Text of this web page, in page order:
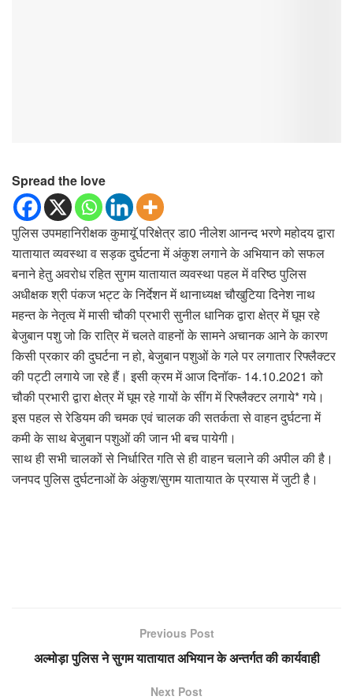
Spread the love
पुलिस उपमहानिरीक्षक कुमायूॅ परिक्षेत्र डा0 नीलेश आनन्द भरणे महोदय द्वारा
यातायात व्यवस्था व सड़क दुर्घटना में अंकुश लगाने के अभियान को सफल
बनाने हेतु अवरोध रहित सुगम यातायात व्यवस्था पहल में वरिष्ठ पुलिस
अधीक्षक श्री पंकज भट्ट के निर्देशन में थानाध्यक्ष चौखुटिया दिनेश नाथ
महन्त के नेतृत्व में मासी चौकी प्रभारी सुनील धानिक द्वारा क्षेत्र में घूम रहे
बेजुबान पशु जो कि रात्रि में चलते वाहनों के सामने अचानक आने के कारण
किसी प्रकार की दुघर्टना न हो, बेजुबान पशुओं के गले पर लगातार रिफ्लैक्टर
की पट्टी लगाये जा रहे हैं। इसी क्रम में आज दिनॉक- 14.10.2021 को
चौकी प्रभारी द्वारा क्षेत्र में घूम रहे गायों के सींग में रिफ्लैक्टर लगाये* गये।
इस पहल से रेडियम की चमक एवं चालक की सतर्कता से वाहन दुर्घटना में
कमी के साथ बेजुबान पशुओं की जान भी बच पायेगी।
साथ ही सभी चालकों से निर्धारित गति से ही वाहन चलाने की अपील की है।
जनपद पुलिस दुर्घटनाओं के अंकुश/सुगम यातायात के प्रयास में जुटी है।
Previous Post
अल्मोड़ा पुलिस ने सुगम यातायात अभियान के अन्तर्गत की कार्यवाही
Next Post